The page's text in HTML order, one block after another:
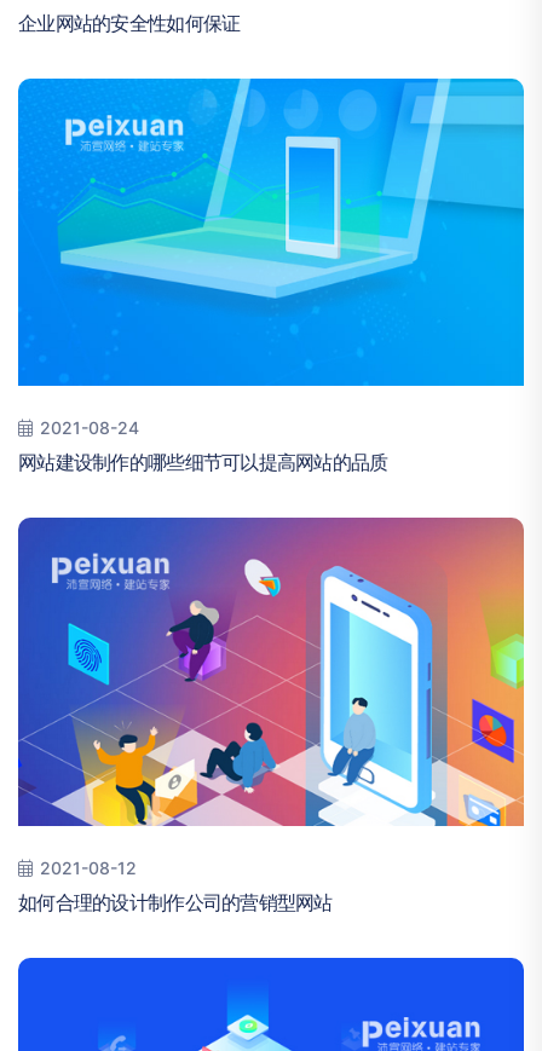
企业网站的安全性如何保证
2021-08-24
网站建设制作的哪些细节可以提高网站的品质
2021-08-12
如何合理的设计制作公司的营销型网站